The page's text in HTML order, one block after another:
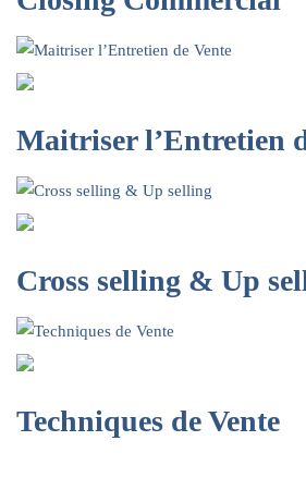
Maitriser l’Entretien
Cross selling & Up
Techniques de Vente